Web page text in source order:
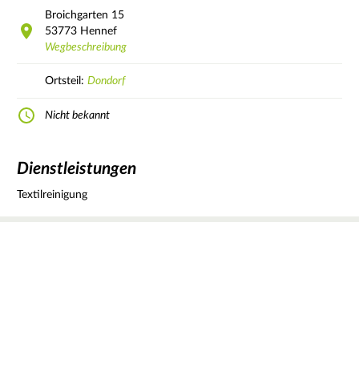
Broichgarten 15
53773 Hennef
Wegbeschreibung
Ortsteil: Dondorf
Nicht bekannt
Dienstleistungen
Textilreinigung